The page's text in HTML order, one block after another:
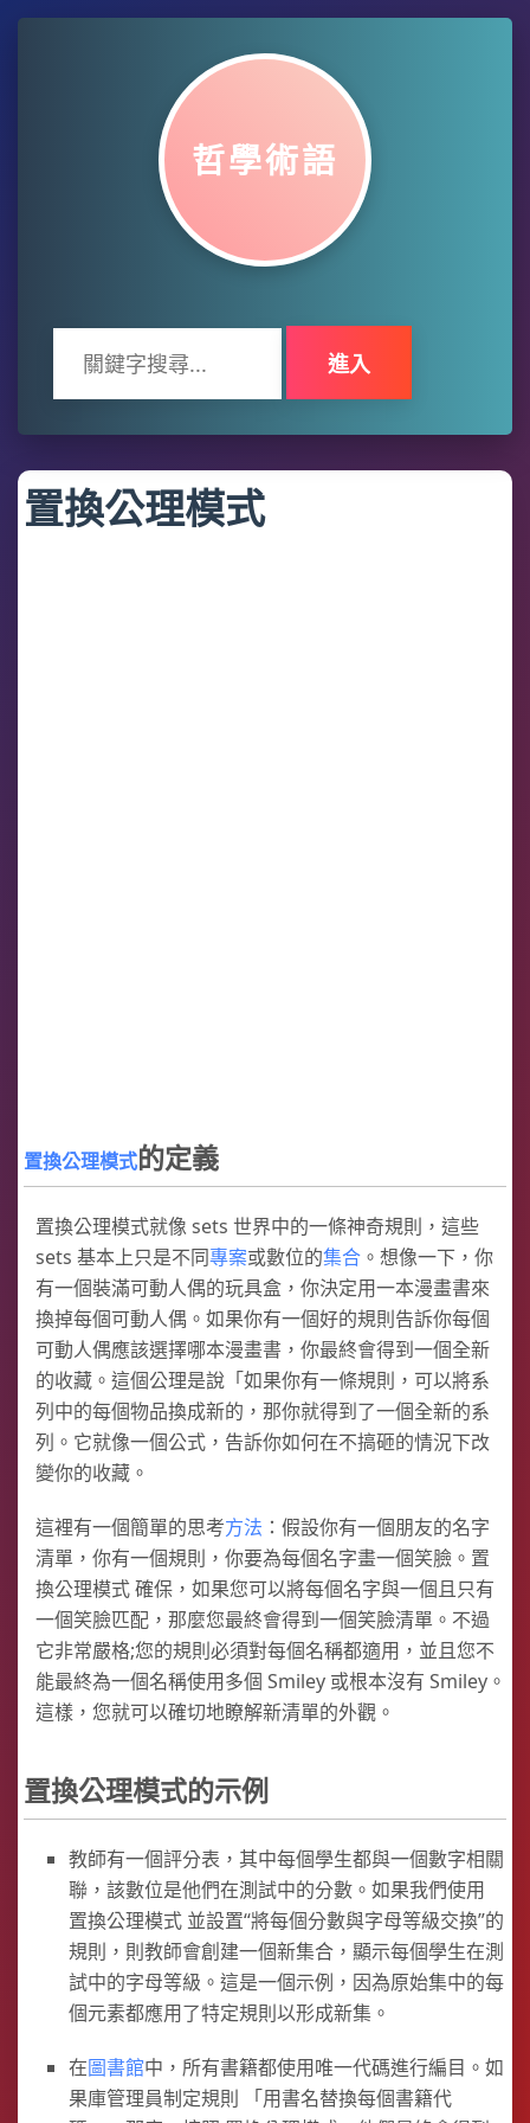
哲學術語
進入
置換公理模式
置換公理模式的定義
置換公理模式就像 sets 世界中的一條神奇規則，這些
sets 基本上只是不同專案或數位的集合 。想像一下，你
有一個裝滿可動人偶的玩具盒，你決定用一本漫畫書來
換掉每個可動人偶。如果你有一個好的規則告訴你每個
可動人偶應該選擇哪本漫畫書，你最終會得到一個全新
的收藏。這個公理是說「如果你有一條規則，可以將系
列中的每個物品換成新的，那你就得到了一個全新的系
列。它就像一個公式，告訴你如何在不搞砸的情況下改
變你的收藏。
這裡有一個簡單的思考方法 ：假設你有一個朋友的名字
清單，你有一個規則，你要為每個名字畫一個笑臉。置
換公理模式 確保，如果您可以將每個名字與一個且只有
一個笑臉匹配，那麼您最終會得到一個笑臉清單。不過
它非常嚴格;您的規則必須對每個名稱都適用，並且您不
能最終為一個名稱使用多個 Smiley 或根本沒有 Smiley。
這樣，您就可以確切地瞭解新清單的外觀。
置換公理模式的示例
教師有一個評分表，其中每個學生都與一個數字相關
聯，該數位是他們在測試中的分數。如果我們使用
置換公理模式 並設置“將每個分數與字母等級交換”的
規則，則教師會創建一個新集合，顯示每個學生在測
試中的字母等級。這是一個示例，因為原始集中的每
個元素都應用了特定規則以形成新集。
在圖書館中，所有書籍都使用唯一代碼進行編目。如
果庫管理員制定規則 「用書名替換每個書籍代